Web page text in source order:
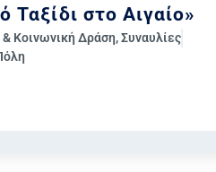
Ταξίδι στο Αιγαίο»
& Κοινωνική Δράση,Συναυλίες